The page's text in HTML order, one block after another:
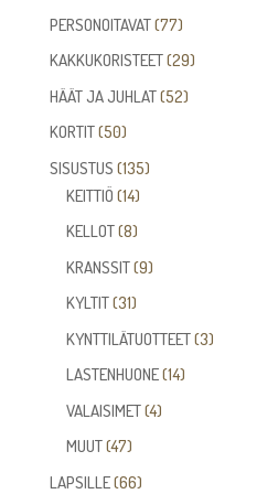
tuotetta
PERSONOITAVAT 7777
tuotetta
KAKKUKORISTEET 2929
HÄÄT JA JUHLAT 5252
KORTIT 5050
tuotetta
SISUSTUS 135135
KEITTIÖ 1414
tuotetta
KELLOT 88
tuotetta
KRANSSIT 99
KYLTIT 3131
tuotetta
KYNTTILÄTUOTTEET 33
LASTENHUONE 1414
VALAISIMET 44
MUUT 4747
tuotetta
LAPSILLE 6666